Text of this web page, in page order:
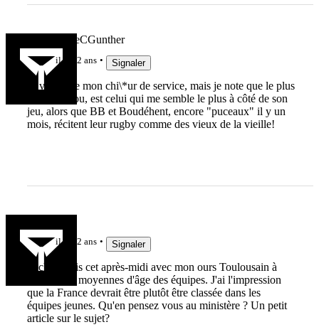
lebonbernieCGunther
il y a 2 ans Signaler
Je vais faire mon chi\*ur de service, mais je note que le plus
capé, Fickou, est celui qui me semble le plus à côté de son
jeu, alors que BB et Boudéhent, encore "puceaux" il y un
mois, récitent leur rugby comme des vieux de la vieille!
il y a 2 ans Signaler
J'échangeais cet après-midi avec mon ours Toulousain à
propos des moyennes d'âge des équipes. J'ai l'impression
que la France devrait être plutôt être classée dans les
équipes jeunes. Qu'en pensez vous au ministère ? Un petit
article sur le sujet?